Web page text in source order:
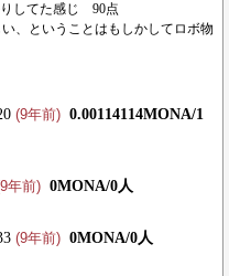
してた感じ 90点
、ということはもしかしてロボ物
(9年前) 0.00114114MONA/1
年前) 0MONA/0人
(9年前) 0MONA/0人